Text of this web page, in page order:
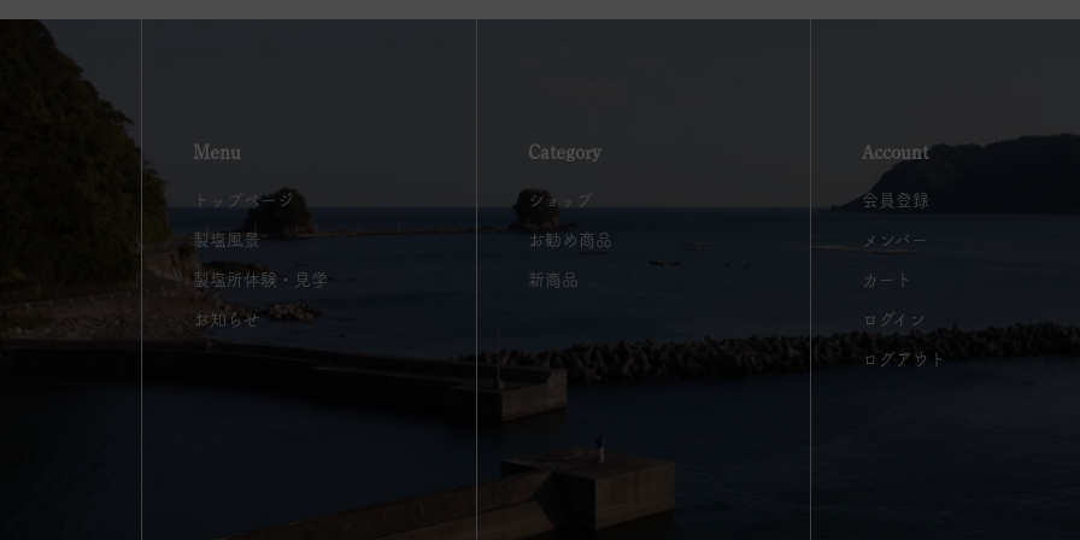
Menu
トップページ
製塩風景
製塩所体験・見学
お知らせ
Category
ショップ
お勧め商品
新商品
Account
会員登録
メンバー
カート
ログイン
ログアウト